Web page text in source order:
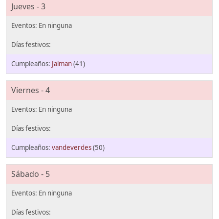
Jueves - 3
Jalman(41)
Viernes - 4
vandeverdes(50)
Sábado - 5